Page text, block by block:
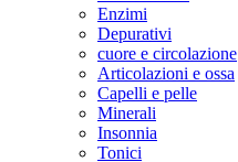
Enzimi
Depurativi
cuore e circolazione
Articolazioni e ossa
Capelli e pelle
Minerali
Insonnia
Tonici